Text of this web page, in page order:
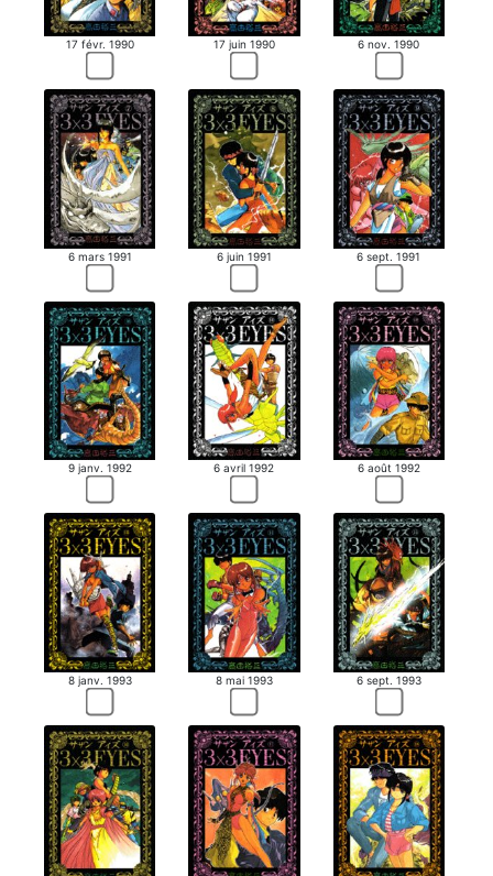
17 févr. 1990 17 juin 1990 6 nov. 1990
6 mars 1991 6 juin 1991 6 sept. 1991
9 janv. 1992 6 avril 1992 6 août 1992
8 janv. 1993 8 mai 1993 6 sept. 1993